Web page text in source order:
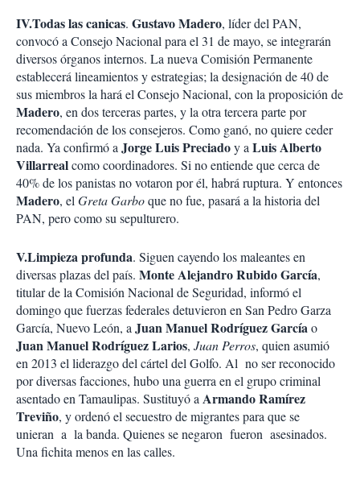
IV.Todas las canicas. Gustavo Madero, líder del PAN,
convocó a Consejo Nacional para el 31 de mayo, se integrarán
diversos órganos internos. La nueva Comisión Permanente
establecerá lineamientos y estrategias; la designación de 40 de
sus miembros la hará el Consejo Nacional, con la proposición de
Madero, en dos terceras partes, y la otra tercera parte por
recomendación de los consejeros. Como ganó, no quiere ceder
nada. Ya confirmó a Jorge Luis Preciadoy a Luis Alberto
Villarrealcomo coordinadores. Si no entiende que cerca de
40% de los panistas no votaron por él, habrá ruptura. Y entonces
Madero, el Greta Garboque no fue, pasará a la historia del
PAN, pero como su sepulturero.
V.Limpieza profunda. Siguen cayendo los maleantes en
diversas plazas del país. Monte Alejandro Rubido García,
titular de la Comisión Nacional de Seguridad, informó el
domingo que fuerzas federales detuvieron en San Pedro Garza
García, Nuevo León, a Juan Manuel Rodríguez Garcíao
Juan Manuel Rodríguez Larios, Juan Perros, quien asumió
en 2013 el liderazgo del cártel del Golfo. Al no ser reconocido
por diversas facciones, hubo una guerra en el grupo criminal
asentado en Tamaulipas. Sustituyó a Armando Ramírez
Treviño, y ordenó el secuestro de migrantes para que se
unieran a la banda. Quienes se negaron fueron asesinados.
Una fichita menos en las calles.